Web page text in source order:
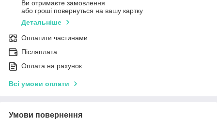
Ви отримаєте замовлення
або гроші повернуться на вашу картку
Детальніше
Оплатити частинами
Післяплата
Оплата на рахунок
Всі умови оплати
Умови повернення